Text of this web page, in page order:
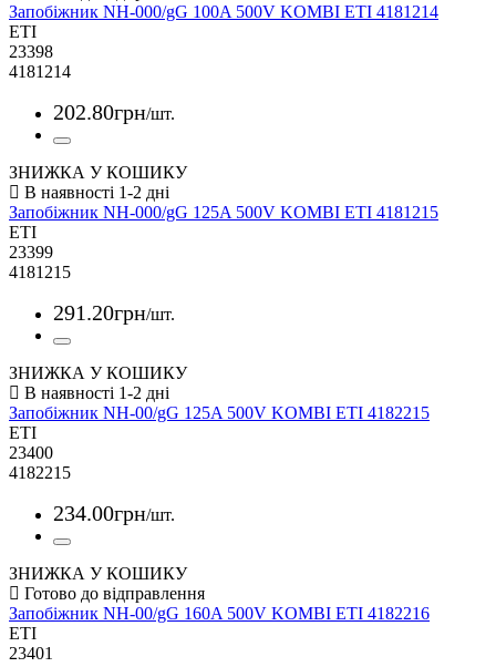
Запобіжник NH-000/gG 100A 500V KOMBI ETI 4181214
ETI
23398
4181214
202.80грн/шт.
ЗНИЖКА У КОШИКУ
Запобіжник NH-000/gG 125A 500V KOMBI ETI 4181215
ETI
23399
4181215
291.20грн/шт.
ЗНИЖКА У КОШИКУ
Запобіжник NH-00/gG 125A 500V KOMBI ETI 4182215
ETI
23400
4182215
234.00грн/шт.
ЗНИЖКА У КОШИКУ
Запобіжник NH-00/gG 160A 500V KOMBI ETI 4182216
ETI
23401